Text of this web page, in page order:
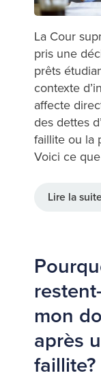
La Cour
pris une
prêts
contexte
affecte
des dettes
faillite ou la
Voici ce
Lire la
mon
après
faillite?